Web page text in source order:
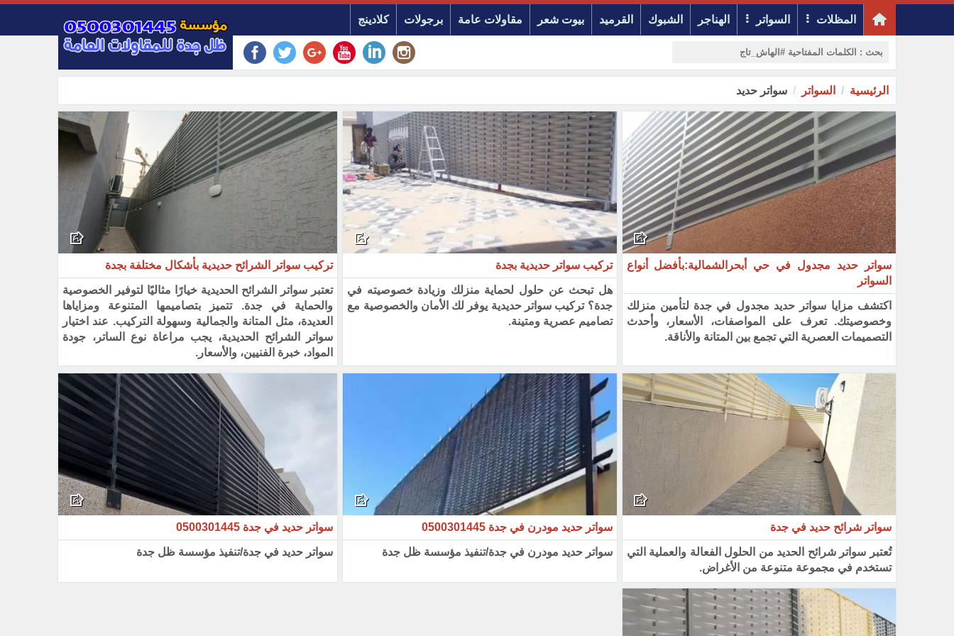
المظلات السواتر الهناجر الشبوك القرميد بيوت شعر مقاولات عامة برجولات كلادينج
الرئيسية السواتر سواتر حديد
سواتر حديد مجدول في حي أبحرالشمالية:بأفضل أنواع
السواتر
اكتشف مزايا سواتر حديد مجدول في جدة لتأمين منزلك
وخصوصيتك. تعرف على المواصفات، الأسعار، وأحدث
التصميمات العصرية التي تجمع بين المتانة والأناقة.
تركيب سواتر حديدية بجدة
هل تبحث عن حلول لحماية منزلك وزيادة خصوصيته في
جدة؟ تركيب سواتر حديدية يوفر لك الأمان والخصوصية مع
تصاميم عصرية ومتينة.
تركيب سواتر الشرائح حديدية بأشكال مختلفة بجدة
تعتبر سواتر الشرائح الحديدية خيارًا مثاليًا لتوفير الخصوصية
والحماية في جدة. تتميز بتصاميمها المتنوعة ومزاياها
العديدة، مثل المتانة والجمالية وسهولة التركيب. عند اختيار
سواتر الشرائح الحديدية، يجب مراعاة نوع الساتر، جودة
المواد، خبرة الفنيين، والأسعار.
سواتر شرائح حديد في جدة
تُعتبر سواتر شرائح الحديد من الحلول الفعالة والعملية التي
تستخدم في مجموعة متنوعة من الأغراض.
سواتر حديد مودرن في جدة 0500301445
سواتر حديد مودرن في جدة/تنفيذ مؤسسة ظل جدة
سواتر حديد في جدة 0500301445
سواتر حديد في جدة/تنفيذ مؤسسة ظل جدة